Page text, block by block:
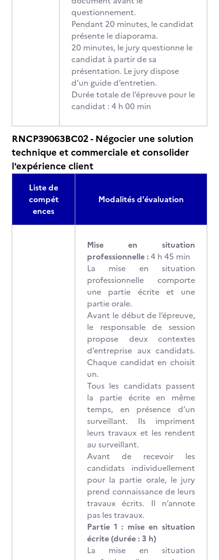
questionnement.
Pendant 20 minutes, le candidat
présente le diaporama.
20 minutes, le jury questionne le
candidat à partir de sa
présentation. Le jury dispose
d’un guide d’entretien.
Durée totale de l’épreuve pour le
candidat : 4 h 00 min
RNCP39063BC02 - Négocier une solution
technique et commerciale et consolider
l'expérience client
Liste de
compét
ences
Modalités d'évaluation
Mise en situation
professionnelle :4 h 45 min
La mise en situation
professionnelle comporte
une partie écrite et une
partie orale.
Avant le début de l’épreuve,
le responsable de session
propose deux contextes
d’entreprise aux candidats.
Chaque candidat en choisit
un.
Tous les candidats passent
la partie écrite en même
temps, en présence d’un
surveillant. Ils impriment
leurs travaux et les rendent
au surveillant.
Avant de recevoir les
candidats individuellement
pour la partie orale, le jury
prend connaissance de leurs
travaux écrits. Il n’annote
pas les travaux.
Partie 1 : mise en situation
écrite (durée : 3 h)
La mise en situation